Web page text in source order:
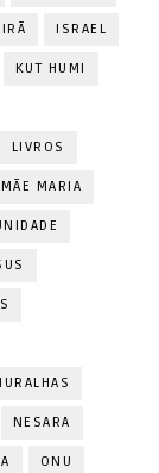
IRÃ ISRAEL
KUT HUMI
LIVROS
MÃE MARIA
NESARA
ONU